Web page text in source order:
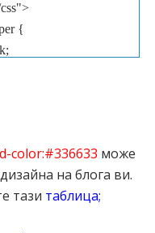
{
color:#336633 може
на блога ви.
тази таблица;